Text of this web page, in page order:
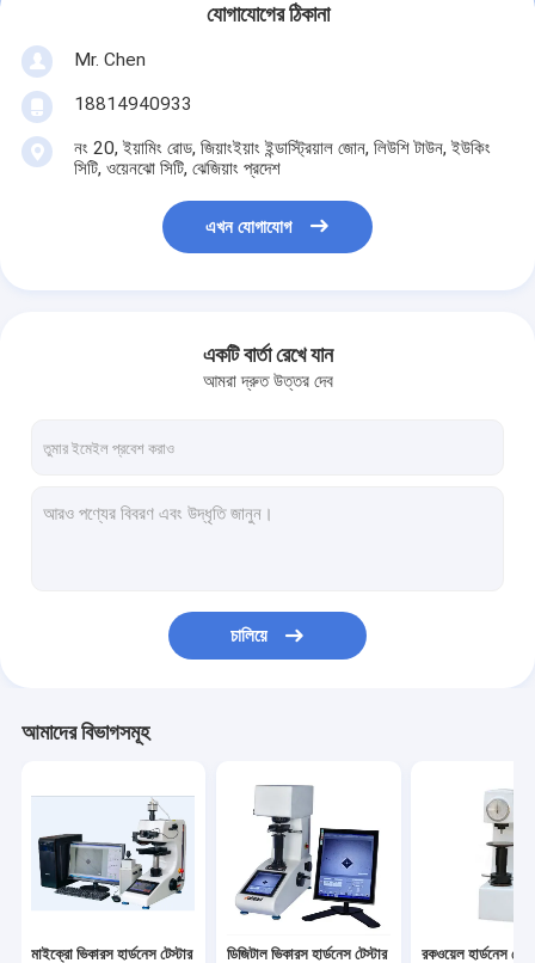
যোগাযোগের ঠিকানা
Mr. Chen
18814940933
নং 20, ইয়ামিং রোড, জিয়াংইয়াং ইন্ডাস্ট্রিয়াল জোন, লিউশি টাউন, ইউকিং
সিটি, ওয়েনঝো সিটি, ঝেজিয়াং প্রদেশ
এখন যোগাযোগ
একটি বার্তা রেখে যান
আমরা দ্রুত উত্তর দেব
চালিয়ে
আমাদের বিভাগসমূহ
মাইক্রো ভিকারস হার্ডনেস টেস্টার ডিজিটাল ভিকারস হার্ডনেস টেস্টার রকওয়েল হার্ডনেস